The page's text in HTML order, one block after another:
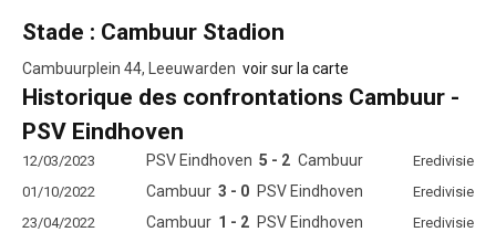
Stade : Cambuur Stadion
Cambuurplein 44, Leeuwarden voir sur la carte
Historique des confrontations Cambuur -
PSV Eindhoven
12/03/2023 PSV Eindhoven 5 - 2 Cambuur
Eredivisie
01/10/2022
Cambuur 3 - 0 PSV Eindhoven
Eredivisie
23/04/2022
Cambuur 1 - 2 PSV Eindhoven
Eredivisie